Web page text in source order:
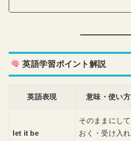
英語学習ポイント解説
英語表現 意味・使い方
let it be
そのままにして
おく・受け入れ